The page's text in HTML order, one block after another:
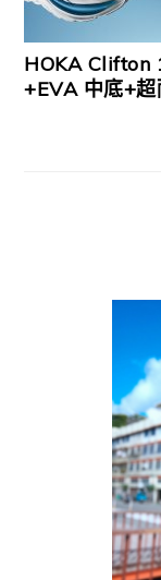
HOKA Clifton
+EVA 中底+超